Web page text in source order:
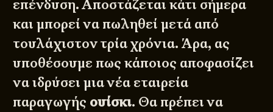
επένδυση. Αποστάζεται κάτι σήμερα
και μπορεί να πωληθεί μετά από
τουλάχιστον τρία χρόνια. Άρα, ας
υποθέσουμε πως κάποιος αποφασίζει
να ιδρύσει μια νέα εταιρεία
παραγωγής ουίσκι. Θα πρέπει να